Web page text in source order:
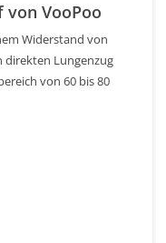
von VooPoo
Widerstand von
direkten Lungenzug
von 60 bis 80